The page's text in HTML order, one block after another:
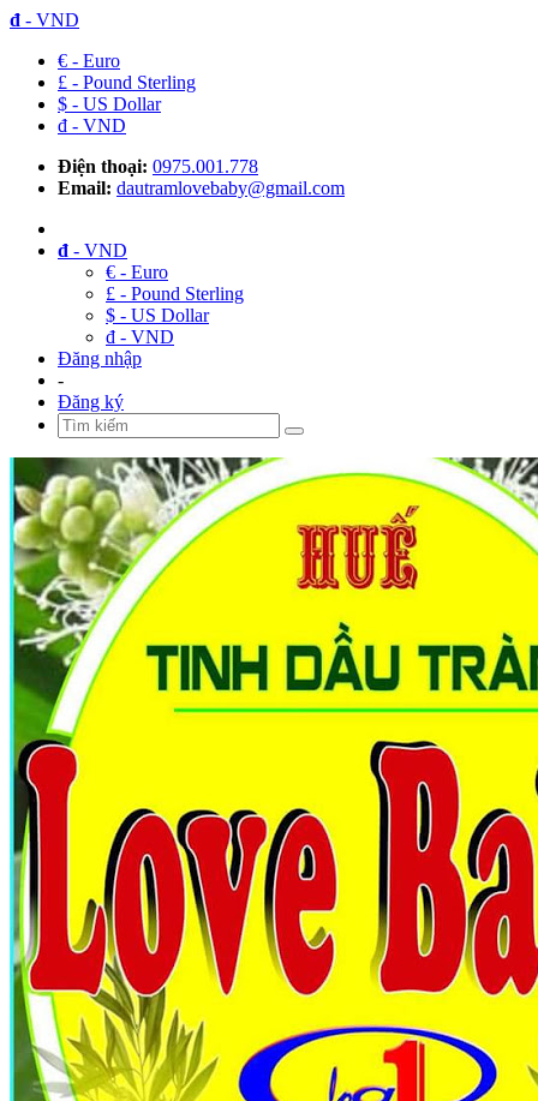
đ - VND
€ - Euro
£ - Pound Sterling
$ - US Dollar
đ - VND
Điện thoại: 0975.001.778
Email: dautramlovebaby@gmail.com
đ - VND
€ - Euro
£ - Pound Sterling
$ - US Dollar
đ - VND
Đăng nhập
-
Đăng ký